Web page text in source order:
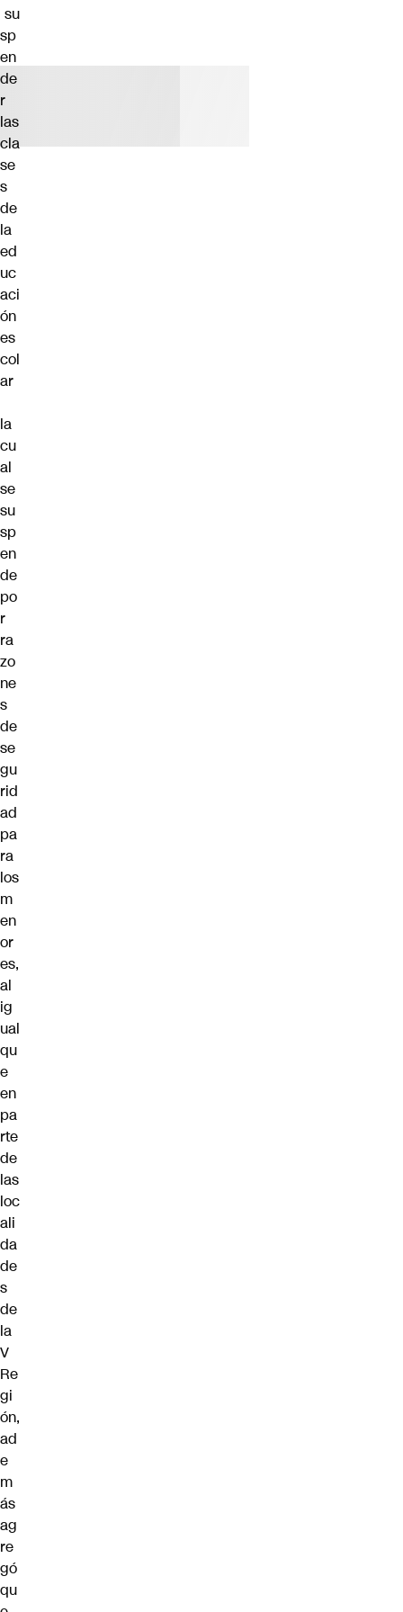
su
sp
en
de
r
las
cla
se
s
de
la
ed
uc
aci
ón
es
col
ar
la
cu
al
se
su
sp
en
de
po
r
ra
zo
ne
s
de
se
gu
rid
ad
pa
ra
los
m
en
or
es,
al
ig
ual
qu
e
en
pa
rte
de
las
loc
ali
da
de
s
de
la
V
Re
gi
ón,
ad
e
m
ás
ag
re
gó
qu